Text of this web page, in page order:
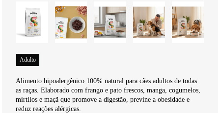
Adulto
Alimento hipoalergênico 100% natural para cães adultos de todas
as raças. Elaborado com frango e pato frescos, manga, cogumelos,
mirtilos e maçã que promove a digestão, previne a obesidade e
reduz reações alérgicas.